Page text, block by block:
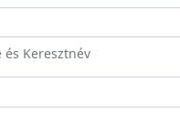
és Keresztnév